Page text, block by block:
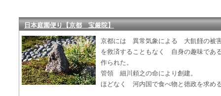
日本庭園便り【京都 宝厳院】
京都には 異常気象による 大飢饉の被
を救済することもなく 自身の趣味であ
作られた。
管領 細川頼之の命により創建。
ほどなく 河内国で食べ物と徳政を求め